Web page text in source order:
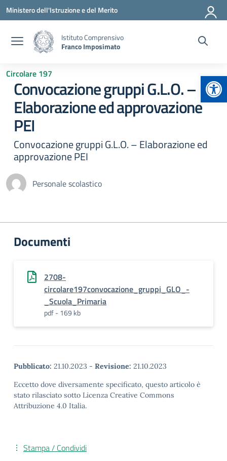
Vai ai contenuti
Vai al menu di navigazione
Vai al footer
Ministero dell'Istruzione e del Merito
Istituto Comprensivo
Franco Imposimato
Circolare 197
Convocazione gruppi G.L.O. –
Elaborazione ed approvazione
PEI
Convocazione gruppi G.L.O. – Elaborazione ed
approvazione PEI
Personale scolastico
Documenti
2708-
circolare197convocazione_gruppi_GLO_-
_Scuola_Primaria
pdf - 169 kb
Pubblicato: 21.10.2023 - Revisione: 21.10.2023
Eccetto dove diversamente specificato, questo articolo è
stato rilasciato sotto Licenza Creative Commons
Attribuzione 4.0 Italia.
Stampa / Condividi